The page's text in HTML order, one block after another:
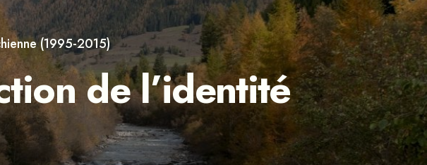
(1995-2015)
de l’identité